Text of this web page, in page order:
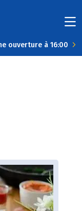
ouverture à 16:00